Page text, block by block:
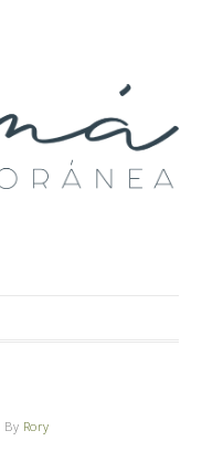
By Rory